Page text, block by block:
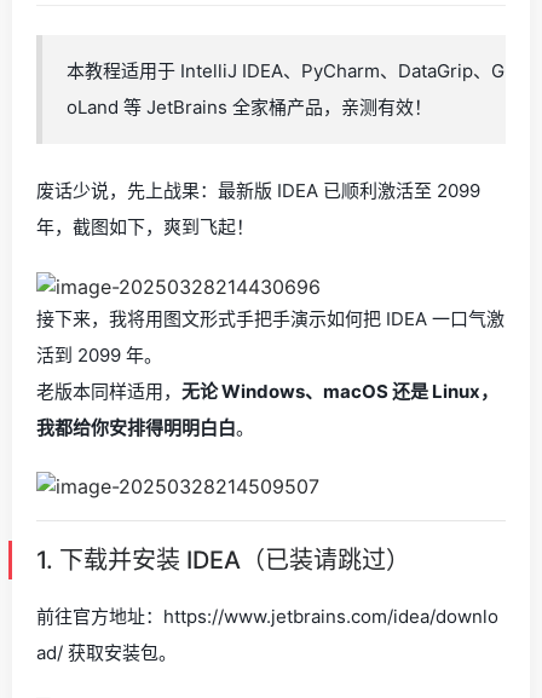
本教程适用于 IntelliJ IDEA、PyCharm、DataGrip、G
oLand 等 JetBrains 全家桶产品，亲测有效！
废话少说，先上战果：最新版 IDEA 已顺利激活至 2099
年，截图如下，爽到飞起！
接下来，我将用图文形式手把手演示如何把 IDEA 一口气激
活到 2099 年。
老版本同样适用， 无论 Windows、macOS 还是 Linux，
我都给你安排得明明白白。
1. 下载并安装 IDEA（已装请跳过）
前往官方地址：https://www.jetbrains.com/idea/downlo
ad/ 获取安装包。